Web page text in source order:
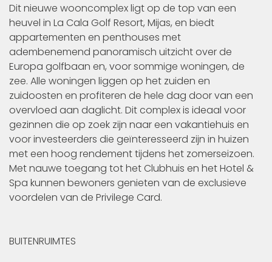
Dit nieuwe wooncomplex ligt op de top van een
heuvel in La Cala Golf Resort, Mijas, en biedt
appartementen en penthouses met
adembenemend panoramisch uitzicht over de
Europa golfbaan en, voor sommige woningen, de
zee. Alle woningen liggen op het zuiden en
zuidoosten en profiteren de hele dag door van een
overvloed aan daglicht. Dit complex is ideaal voor
gezinnen die op zoek zijn naar een vakantiehuis en
voor investeerders die geïnteresseerd zijn in huizen
met een hoog rendement tijdens het zomerseizoen.
Met nauwe toegang tot het Clubhuis en het Hotel &
Spa kunnen bewoners genieten van de exclusieve
voordelen van de Privilege Card.
BUITENRUIMTES